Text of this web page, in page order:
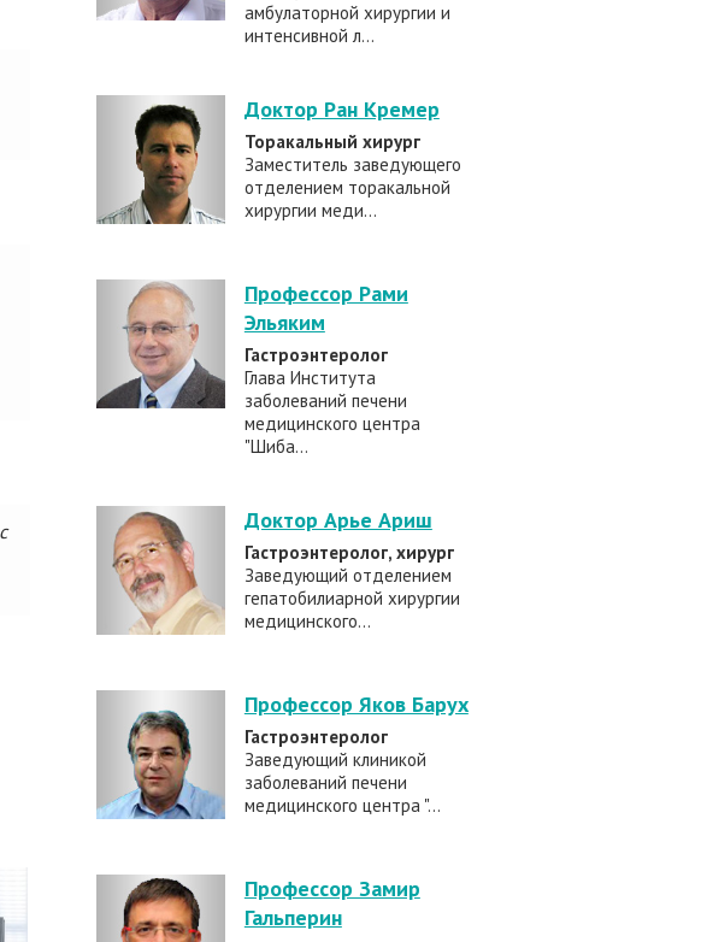
амбулаторной хирургии и
интенсивной л...
Доктор Ран Кремер
Торакальный хирург
Заместитель заведующего
отделением торакальной
хирургии меди...
Профессор Рами
Эльяким
Гастроэнтеролог
Глава Института
заболеваний печени
медицинского центра
"Шиба...
Доктор Арье Ариш
Гастроэнтеролог, хирург
Заведующий отделением
гепатобилиарной хирургии
медицинского...
Профессор Яков Барух
Гастроэнтеролог
Заведующий клиникой
заболеваний печени
медицинского центра "...
Профессор Замир
Гальперин